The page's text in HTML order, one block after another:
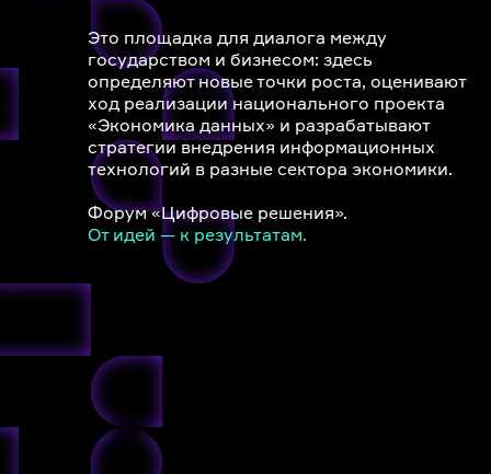
Это площадка для диалога между
государством и бизнесом: здесь
определяют новые точки роста, оценивают
ход реализации национального проекта
«Экономика данных» и разрабатывают
стратегии внедрения информационных
технологий в разные сектора экономики.
Форум «Цифровые решения».
От идей — к результатам.